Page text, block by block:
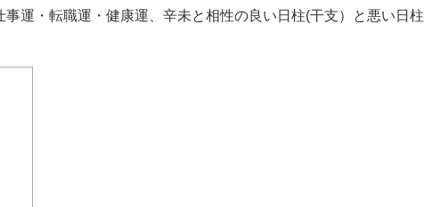
運・転職運・健康運、辛未と相性の良い日柱(干支）と悪い日柱